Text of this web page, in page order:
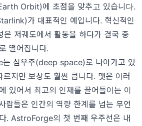
Orbit)에 초점을 맞추고 있습니다.
가 대표적인 예입니다. 혁신적인
은 저궤도에서 활동을 하다가 결국 중
떨어집니다.
심우주(deep space)로 나아가고 있
지만 보상도 훨씬 큽니다. 맷은 이러
있어서 최고의 인재를 끌어들이는 이
람들은 인간의 역량 한계를 넘는 무언
. AstroForge의 첫 번째 우주선은 내